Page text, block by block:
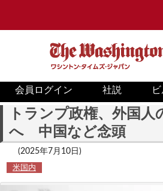
ニュース
政治
会員ログイン 社説
トランプ政権、外国人
へ 中国など念頭
(2025年7月10日)
米国内